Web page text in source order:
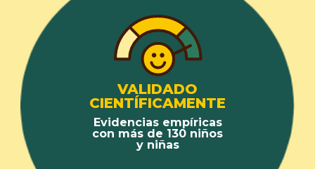
VALIDADO
CIENTÍFICAMENTE
Evidencias empíricas
con más de 130 niños
y niñas